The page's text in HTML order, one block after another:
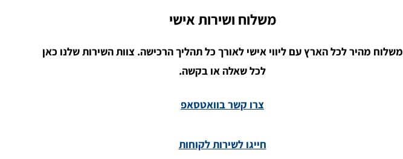
משלוח ושירות אישי
משלוח מהיר לכל הארץ עם ליווי אישי לאורך כל תהליך הרכישה. צוות השירות שלנו כאן
לכל שאלה או בקשה.
צרו קשר בוואטסאפ
חייגו לשירות לקוחות